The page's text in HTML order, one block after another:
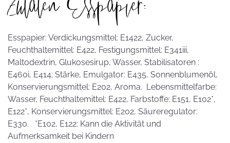
Esspapier: Verdickungsmittel: E1422, Zucker,
Feuchthaltemittel: E422, Festigungsmittel: E341iii,
Maltodextrin, Glukosesirup, Wasser, Stabilisatoren :
E460i, E414; Stärke, Emulgator: E435, Sonnenblumenöl,
Konservierungsmittel: E202, Aroma. Lebensmittelfarbe:
Wasser, Feuchthaltemittel: E422, Farbstoffe: E151, E102*,
E122*, Konservierungsmittel: E202, Säureregulator:
E330. *E102, E122: Kann die Aktivität und
Aufmerksamkeit bei Kindern